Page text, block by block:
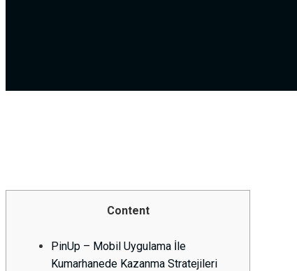
Content
PinUp – Mobil Uygulama İle
Kumarhanede Kazanma Stratejileri